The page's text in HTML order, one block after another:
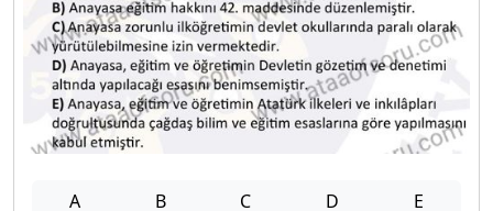
A B C D E